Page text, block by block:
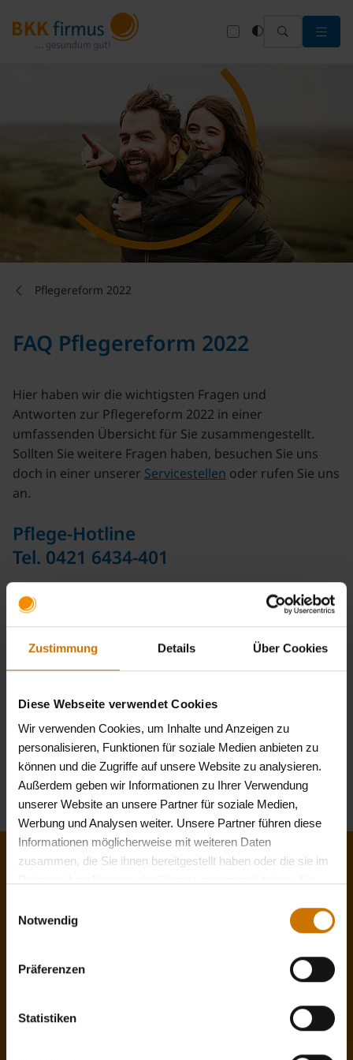
Zustimmung Details Über Cookies
Diese Webseite verwendet Cookies
Wir verwenden Cookies, um Inhalte und Anzeigen zu
personalisieren, Funktionen für soziale Medien anbieten zu
können und die Zugriffe auf unsere Website zu analysieren.
Außerdem geben wir Informationen zu Ihrer Verwendung
unserer Website an unsere Partner für soziale Medien,
Werbung und Analysen weiter. Unsere Partner führen diese
Informationen möglicherweise mit weiteren Daten
zusammen, die Sie ihnen bereitgestellt haben oder die sie im
Webseite weiterhin nutzen.
Notwendig
Präferenzen
Statistiken
Pflegereform 2022
FAQ Pflegereform 2022
Hier haben wir die wichtigsten Fragen und
Antworten zur Pflegereform 2022 in einer
umfassenden Übersicht für Sie zusammengestellt.
Sollten Sie weitere Fragen haben, besuchen Sie uns
doch in einer unserer Servicestellen oder rufen Sie uns
an.
Pflege-Hotline
Tel. 0421 6434-401
Warum ist eine Pflegereform notwendig?
Was ändert sich bei der ambulanten Pflege?
Was ändert sich bei Pflegehilfsmitteln?
« zurück zur Seite "Pflegereform 2022"
Jetzt Mitglied werden!
Dank des unkomplizierten Online-
Mitgliedsantrages können Sie Ihren Wechsel
Freuen Sie sich auf die oben genannten
Anonymität, auf Beratung statt Auskunft und